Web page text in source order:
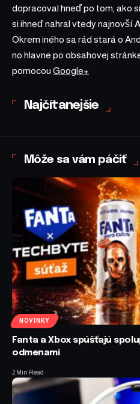
dopracoval hneď po tom, ako
si ihneď nahral vtedy najnovší
Okrem iného sa rád stará o
no hlavne po obsahovej
pomocou Google+
Najčítanejšie
Môže sa vám páčiť
NOVINKY
Fanta a Xbox spúšťajú
odmenami
2 Min Read